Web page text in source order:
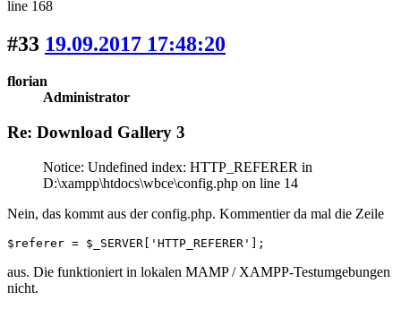
line 168
#33 19.09.2017 17:48:20
florian
Administrator
Re: Download Gallery 3
Notice: Undefined index: HTTP_REFERER in
D:\xampp\htdocs\wbce\config.php on line 14
Nein, das kommt aus der config.php. Kommentier da mal die Zeile
$referer = $_SERVER['HTTP_REFERER'];
aus. Die funktioniert in lokalen MAMP / XAMPP-Testumgebungen
nicht.